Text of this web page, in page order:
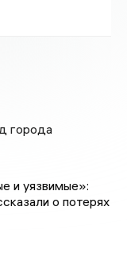
города
и уязвимые»:
о потерях